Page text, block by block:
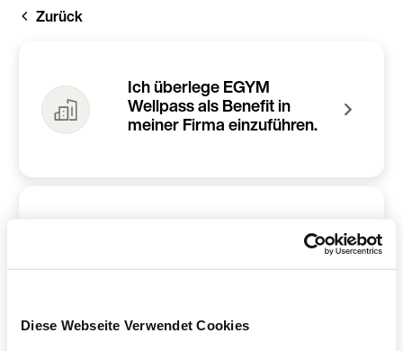
Diese Webseite Verwendet Cookies
Direkt
zum Zurück
Ich überlege EGYM
Wellpass als Benefit in
meiner Firma einzuführen.
Ich bin Mitarbeitende:r und
EGYM Wellpass